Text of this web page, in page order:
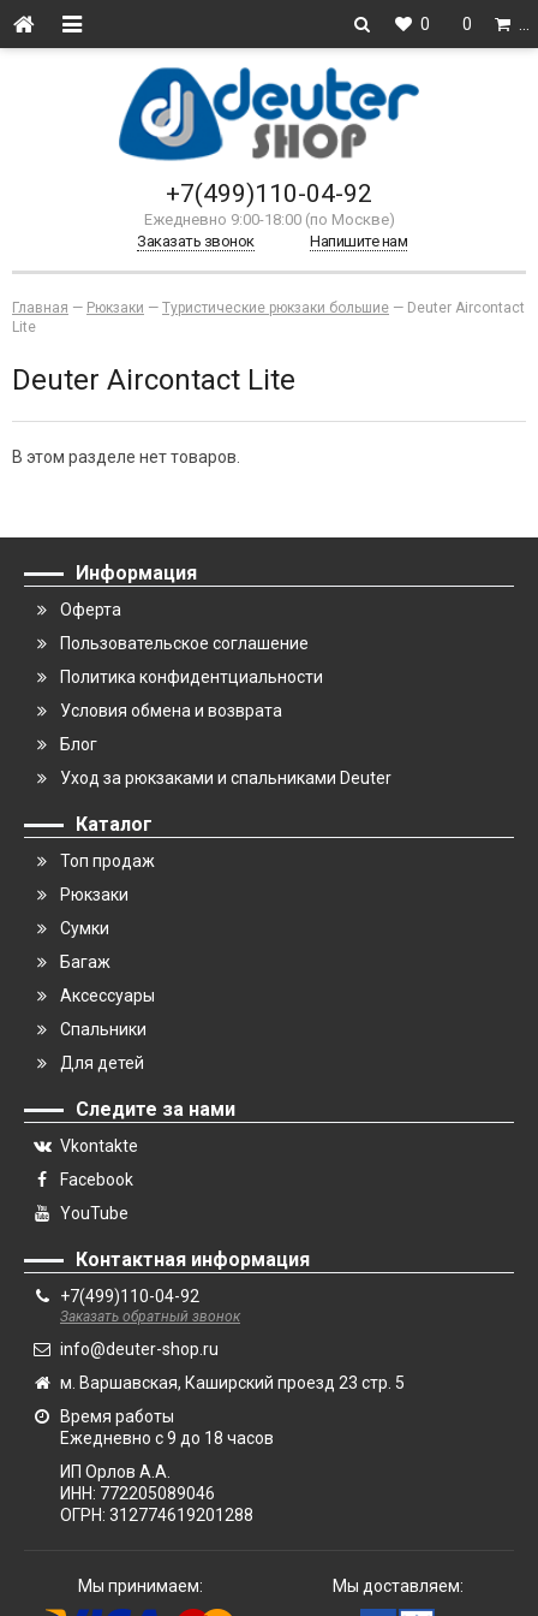
0 0
+7(499)110-04-92
Ежедневно 9:00-18:00 (по Москве)
Заказать звонок
Напишите нам
Главная — Рюкзаки — Туристические рюкзаки большие — Deuter Aircontact
Lite
Deuter Aircontact Lite
В этом разделе нет товаров.
Информация
Оферта
Пользовательское соглашение
Политика конфидентциальности
Условия обмена и возврата
Блог
Уход за рюкзаками и спальниками Deuter
Каталог
Топ продаж
Рюкзаки
Сумки
Багаж
Аксессуары
Спальники
Для детей
Следите за нами
Vkontakte
Facebook
YouTube
Контактная информация
+7(499)110-04-92
Заказать обратный звонок
info@deuter-shop.ru
м. Варшавская, Каширский проезд 23 стр. 5
Время работы
Ежедневно с 9 до 18 часов
ИП Орлов А.А.
ИНН: 772205089046
ОГРН: 312774619201288
Мы принимаем: Мы доставляем: